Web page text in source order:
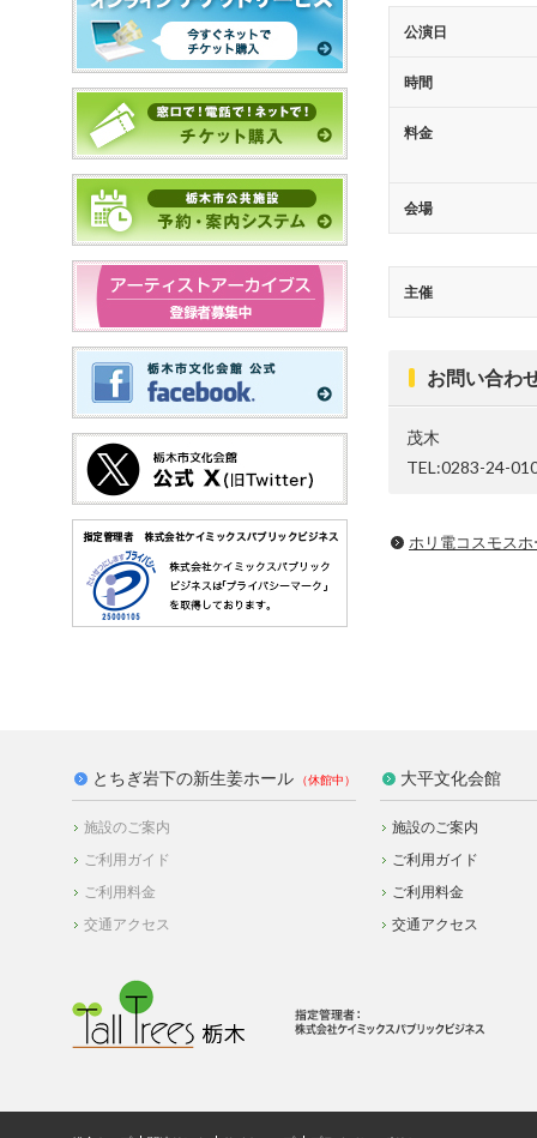
公演日
時間
料金
会場
主催
お問い合わ
茂木
TEL:0283-24-
ホリ電コスモス
とちぎ岩下の新生姜ホール
施設のご案内
ご利用ガイド
ご利用料金
交通アクセス
大平文化会館
施設のご案内
ご利用ガイド
ご利用料金
交通アクセス